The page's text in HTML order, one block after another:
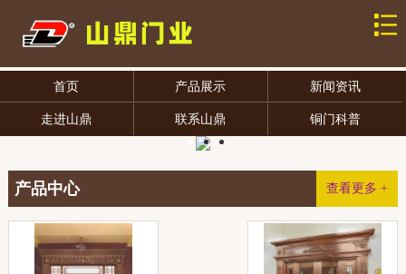
首页 产品展示 新闻资讯
走进山鼎 联系山鼎 铜门科普
查看更多 +
产品中心